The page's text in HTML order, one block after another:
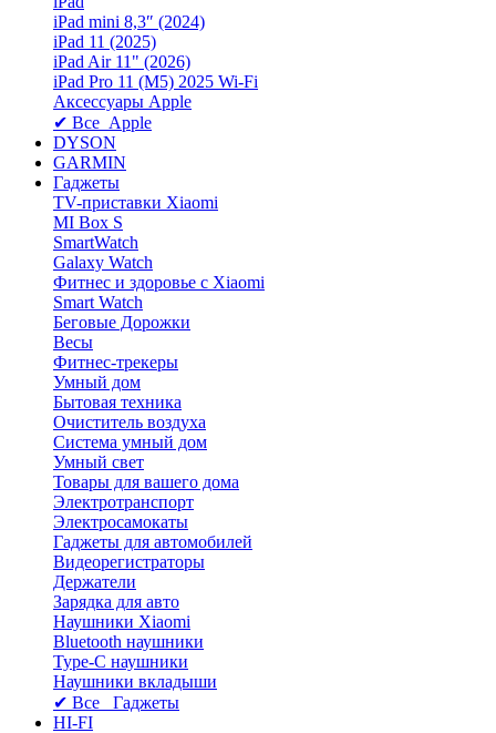
iPad mini 8,3″ (2024)
iPad 11 (2025)
iPad Air 11" (2026)
iPad Pro 11 (M5) 2025 Wi-Fi
Аксессуары Apple
✔ Все Apple
DYSON
GARMIN
Гаджеты
TV-приставки Xiaomi
MI Box S
SmartWatch
Galaxy Watch
Фитнес и здоровье с Xiaomi
Smart Watch
Беговые Дорожки
Весы
Фитнес-трекеры
Умный дом
Бытовая техника
Очиститель воздуха
Система умный дом
Умный свет
Товары для вашего дома
Электротранспорт
Электросамокаты
Гаджеты для автомобилей
Видеорегистраторы
Держатели
Зарядка для авто
Наушники Xiaomi
Bluetooth наушники
Type-C наушники
Наушники вкладыши
✔ Все Гаджеты
HI-FI